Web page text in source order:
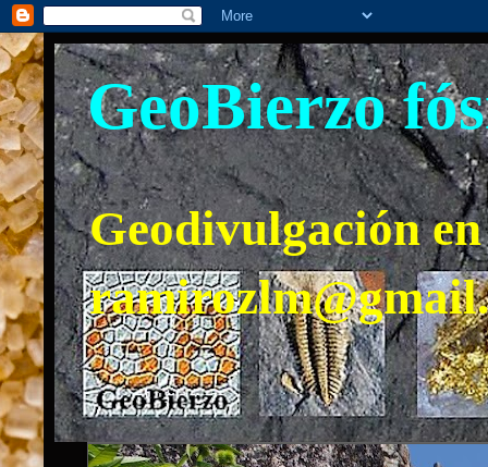
GeoBierzo
Geodivulgación